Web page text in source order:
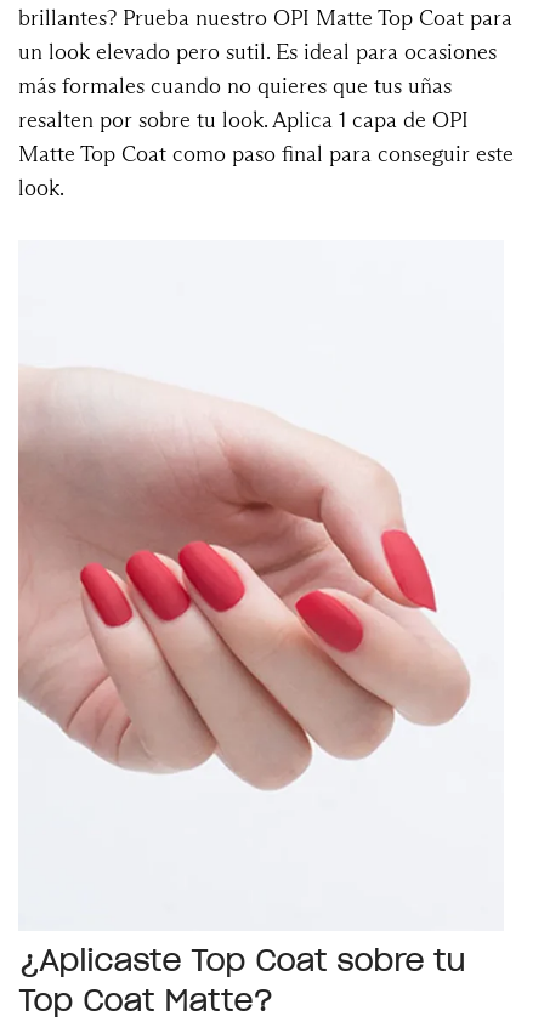
brillantes? Prueba nuestro OPI Matte Top Coat para
un look elevado pero sutil. Es ideal para ocasiones
más formales cuando no quieres que tus uñas
resalten por sobre tu look. Aplica 1 capa de OPI
Matte Top Coat como paso final para conseguir este
look.
¿Aplicaste Top Coat sobre tu
Top Coat Matte?